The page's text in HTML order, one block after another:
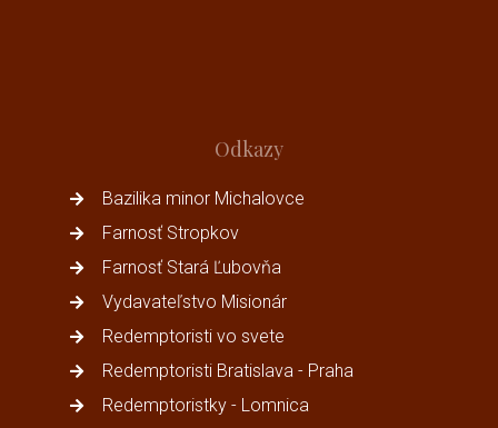
Odkazy
Bazilika minor Michalovce
Farnosť Stropkov
Farnosť Stará Ľubovňa
Vydavateľstvo Misionár
Redemptoristi vo svete
Redemptoristi Bratislava - Praha
Redemptoristky - Lomnica